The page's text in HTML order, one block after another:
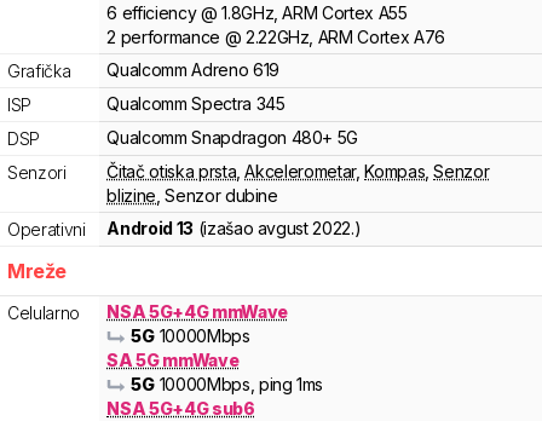
6 efficiency @ 1.8GHz,ARM Cortex A55
2 performance @ 2.22GHz, ARM Cortex A76
Grafička
Qualcomm Adreno 619
ISP
Qualcomm Spectra 345
DSP
Qualcomm Snapdragon 480+ 5G
Senzori
Čitač otiska prsta ,Akcelerometar,Kompas ,Senzor
blizine ,Senzor dubine
Operativni
Android 13 (izašao avgust 2022.)
Mreže
Celularno
NSA 5G+4G mmWave
5G 10000Mbps
SA 5G mmWave
5G 10000Mbps , ping 1ms
NSA 5G+4G sub6